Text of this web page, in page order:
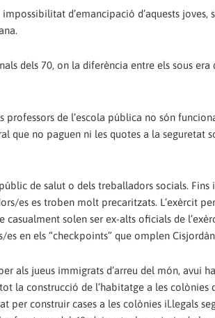
d’emancipació d’aquests joves,
dels 70, on la diferència entre els sous era
de l’escola pública no són
que no paguen ni les quotes a la seguretat
de salut o dels treballadors socials. Fins
es es troben molt precaritzats. L’exèrcit
casualment solen ser ex-alts oficials de
en els “checkpoints” que omplen
als jueus immigrats d’arreu del món, avui
la construcció de l’habitatge a les colònies
per construir cases a les colònies il.legals